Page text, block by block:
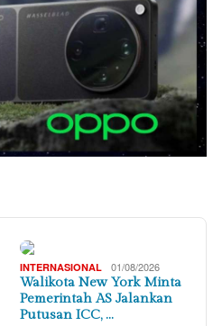
INTERNASIONAL 01/08/2026
Walikota New York Minta
Pemerintah AS Jalankan
Putusan ICC, …